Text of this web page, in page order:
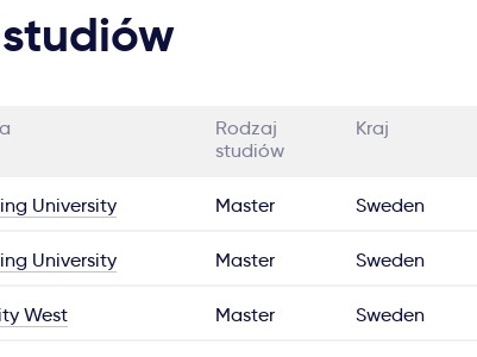
Rodzaj
studiów
Kraj
University Master Sweden
University Master Sweden
West Master Sweden